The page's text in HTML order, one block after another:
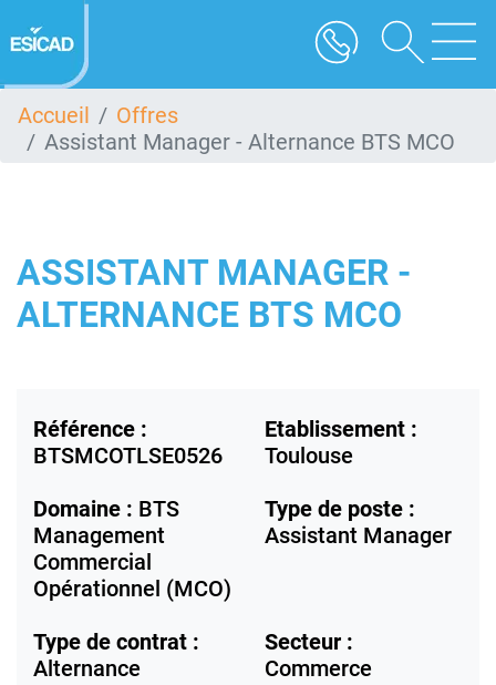
au
contenu
Accueil
Offres
Assistant Manager - Alternance BTS MCO
ASSISTANT MANAGER -
ALTERNANCE BTS MCO
Référence :
BTSMCOTLSE0526
Etablissement :
Toulouse
Domaine : BTS
Management
Commercial
Opérationnel (MCO)
Type de poste :
Assistant Manager
Type de contrat :
Alternance
Secteur :
Commerce